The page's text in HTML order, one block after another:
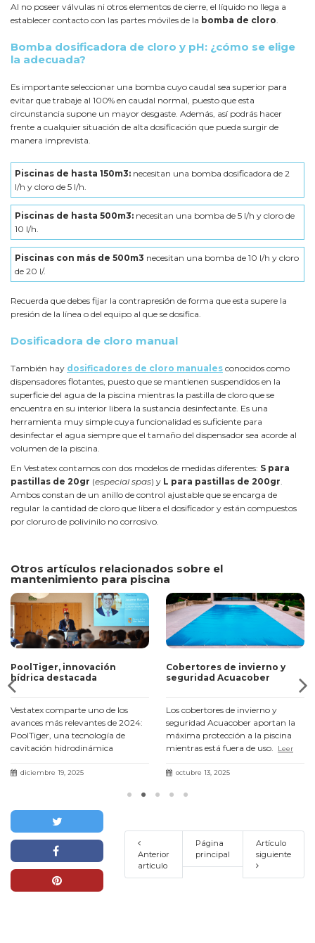
Al no poseer válvulas ni otros elementos de cierre, el líquido no llega a
establecer contacto con las partes móviles de la bomba de cloro
Bomba dosificadora de cloro y pH: ¿cómo se elige
la adecuada?
Es importante seleccionar una bomba cuyo caudal sea superior para
evitar que trabaje al 100% en caudal normal, puesto que esta
circunstancia supone un mayor desgaste. Además, así podrás hacer
frente a cualquier situación de alta dosificación que pueda surgir de
manera imprevista.
Piscinas de hasta 150m3: necesitan una bomba dosificadora de 2
l/h y cloro de 5 l/h.
Piscinas de hasta 500m3: necesitan una bomba de 5 l/h y cloro de
10 l/h.
Piscinas con más de 500m3 necesitan una bomba de 10 l/h y cloro
de 20 l/.
Recuerda que debes fijar la contrapresión de forma que esta supere la
presión de la línea o del equipo al que se dosifica.
Dosificadora de cloro manual
También hay dosificadores de cloro manuales conocidos como
dispensadores flotantes, puesto que se mantienen suspendidos en la
superficie del agua de la piscina mientras la pastilla de cloro que se
encuentra en su interior libera la sustancia desinfectante. Es una
herramienta muy simple cuya funcionalidad es suficiente para
desinfectar el agua siempre que el tamaño del dispensador sea acorde al
volumen de la piscina.
En Vestatex contamos con dos modelos de medidas diferentes: S para
pastillas de 20gr (especial spas) y L para pastillas de 200gr.
Ambos constan de un anillo de control ajustable que se encarga de
regular la cantidad de cloro que libera el dosificador y están compuestos
por cloruro de polivinilo no corrosivo.
Otros artículos relacionados sobre el
mantenimiento para piscina
PoolTiger, innovación
hídrica destacada
Vestatex comparte uno de los
avances más relevantes de 2024:
PoolTiger, una tecnología de
cavitación hidrodinámica
Turisme con resultados un 71 %
diciembre 19, 2025
Cobertores de invierno y
seguridad Acuacober
Los cobertores de invierno y
seguridad Acuacober aportan la
máxima protección a la piscina
mientras está fuera de uso.
Leer
octubre 13, 2025
Anterior
artículo
Página
principal
Artículo
siguiente